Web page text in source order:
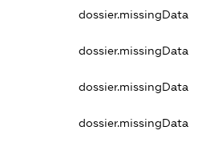
dossier.missingData
dossier.missingData
dossier.missingData
dossier.missingData